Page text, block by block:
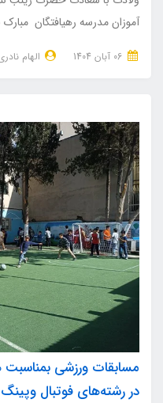
آموزان مدرسه رهیافتگان مبارک
الهام
مسابقات ورزشی
در رشته‌های فوتبال